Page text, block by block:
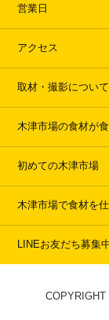
営業日
アクセス
取材・撮影について
木津市場の食材が
初めての木津市場
木津市場で食材を
LINEお友だち募集